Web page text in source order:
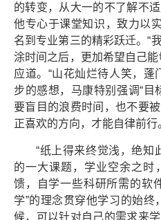
的转变，从大一的不了解不
他专心于课堂知识，致力以
名到专业第三的精彩跃迁。“
涂时间之后，更加希望自己
应道。“山花灿烂待人笑，蓬
步的感想，马康特别强调“目
要盲目的浪费时间，也不要
正喜欢的方向，才能自律前行
“纸上得来终觉浅，绝知
的一大课题，学业空余之时
馈，自学一些科研所需的软
学”的理念贯穿他学习的始终
候，可以针对自己的需求来